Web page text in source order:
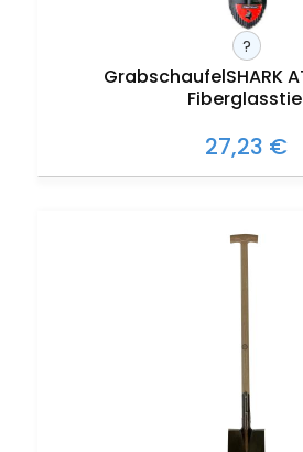
?
GrabschaufelSHARK
27,23 €